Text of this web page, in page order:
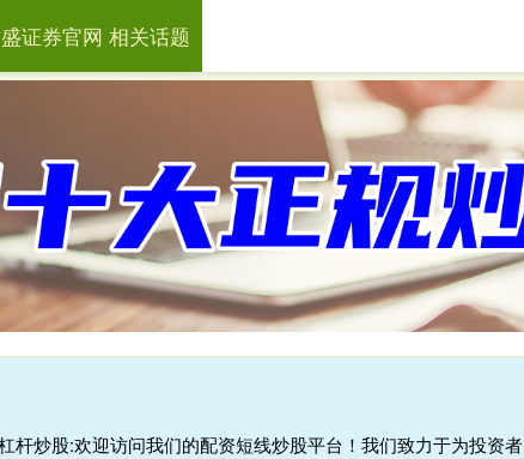
财盛证券官网
杆炒股:欢迎访问我们的配资短线炒股平台！我们致力于为投资者
证券官网 相关话题